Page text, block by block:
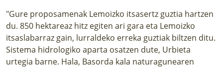
"Gure proposamenak Lemoizko itsasertz guztia hartzen
du. 850 hektareaz hitz egiten ari gara eta Lemoizko
itsaslabarraz gain, lurraldeko erreka guztiak biltzen ditu.
Sistema hidrologiko aparta osatzen dute, Urbieta
urtegia barne. Hala, Basorda kala naturagunearen